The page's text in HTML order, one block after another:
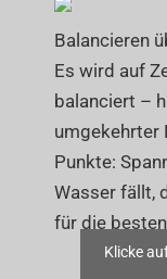
Balancieren
Es wird auf
balanciert –
umgekehrter
Punkte:
Wasser fällt,
für die
Klicke